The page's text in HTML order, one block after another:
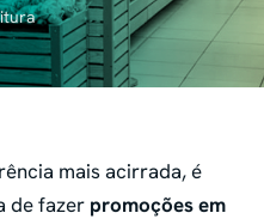
mais acirrada, é
de fazer promoções em